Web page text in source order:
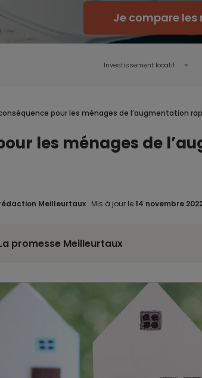
Je compare les
Investissement locatif
pour les ménages de l’augmentation
les ménages de
Meilleurtaux . Mis à jour le 14 novembre
promesse Meilleurtaux